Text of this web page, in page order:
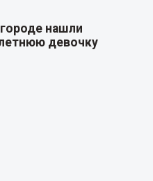
нашли
девочку